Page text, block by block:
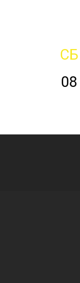
СБ
08